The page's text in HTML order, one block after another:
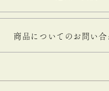
商品についてのお問い合